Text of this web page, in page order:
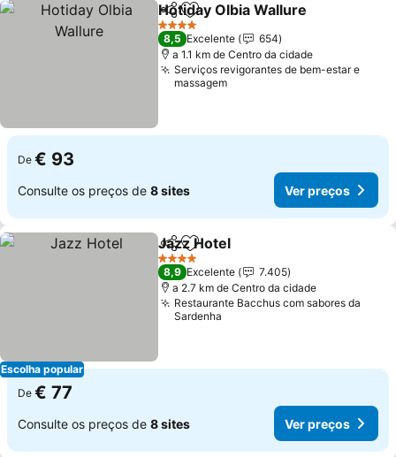
PartilharAdicionar aos favoritos
Hotiday Olbia Wallure
4 Estrelas
8,5 Excelente
654
a 1.1 km de Centro da cidade
Serviços revigorantes de bem-estar e
massagem
De € 93
Consulte os preços de 8 sites Ver preços
Escolha popular
PartilharAdicionar aos favoritos
Jazz Hotel
4 Estrelas
8,9 Excelente
7.405
a 2.7 km de Centro da cidade
Restaurante Bacchus com sabores da
Sardenha
De € 77
Consulte os preços de 8 sites Ver preços